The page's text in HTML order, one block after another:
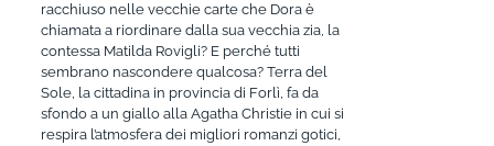
racchiuso nelle vecchie carte che Dora è
chiamata a riordinare dalla sua vecchia zia, la
contessa Matilda Rovigli? E perché tutti
sembrano nascondere qualcosa? Terra del
Sole, la cittadina in provincia di Forlì, fa da
sfondo a un giallo alla Agatha Christie in cui si
respira l’atmosfera dei migliori romanzi gotici,